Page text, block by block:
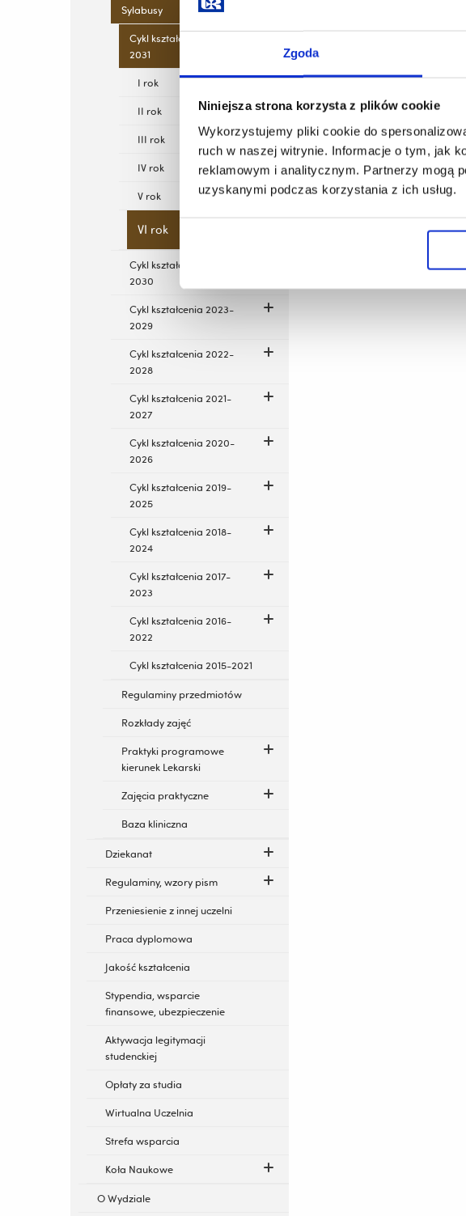
Zgoda
Niniejsza strona korzysta z plików cookie
Wykorzystujemy pliki cookie do
ruch w naszej witrynie. Informacje o tym, jak
reklamowym i analitycznym. Partnerzy mogą
uzyskanymi podczas korzystania z ich usług.
Sylabusy
Cykl kształcenia 2025-
2031
I rok
II rok
III rok
IV rok
V rok
VI rok
Cykl kształcenia 2024-
2030
Cykl kształcenia 2023-
2029
Cykl kształcenia 2022-
2028
Cykl kształcenia 2021-
2027
Cykl kształcenia 2020-
2026
Cykl kształcenia 2019-
2025
Cykl kształcenia 2018-
2024
Cykl kształcenia 2017-
2023
Cykl kształcenia 2016-
2022
Cykl kształcenia 2015-2021
Regulaminy przedmiotów
Rozkłady zajęć
Praktyki programowe
kierunek Lekarski
Zajęcia praktyczne
Baza kliniczna
Dziekanat
Regulaminy, wzory pism
Przeniesienie z innej uczelni
Praca dyplomowa
Jakość kształcenia
Stypendia, wsparcie
finansowe, ubezpieczenie
Aktywacja legitymacji
studenckiej
Opłaty za studia
Wirtualna Uczelnia
Strefa wsparcia
Koła Naukowe
O Wydziale